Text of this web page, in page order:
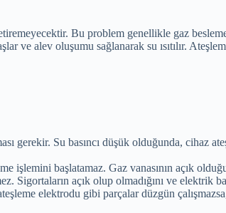
Bu problem genellikle gaz
ve alev oluşumu sağlanarak su ısıtılır.
gerekir. Su basıncı düşük olduğunda,
işlemini başlatamaz. Gaz vanasının açık
açık olup olmadığını ve elektrik
elektrodu gibi parçalar düzgün